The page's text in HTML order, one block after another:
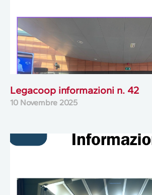
Legacoop informazioni n. 42
10 Novembre 2025